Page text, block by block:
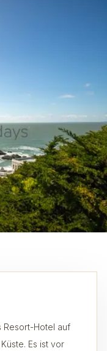
Resort-Hotel auf
Es ist vor